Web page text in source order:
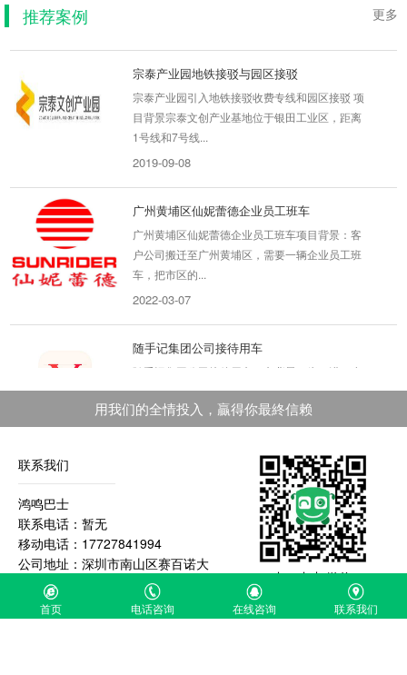
更多
推荐案例
宗泰产业园地铁接驳与园区接驳
目背景宗泰文创产业基地位于银田工业区，距离
1号线和7号线...
广州黄埔区仙妮蕾德企业员工班车
户公司搬迁至广州黄埔区，需要一辆企业员工班
车，把市区的...
随手记集团公司接待用车
从自营改为租...
2020-04-20
FLA服饰多人多地用车包车背景：集团高层的华
南巡店活动及中外人员参观交流会广深用车，需
求数量20辆大小...
2019-08-29
轻松到家深圳通勤班车，解决公司...
用我们的全情投入，贏得你最終信赖
联系我们
鸿鸣巴士
联系电话：暂无
移动电话：17727841994
公司地址：深圳市南山区赛百诺大
厦A426
扫一扫加微信
首页 电话咨询 在线咨询 联系我们